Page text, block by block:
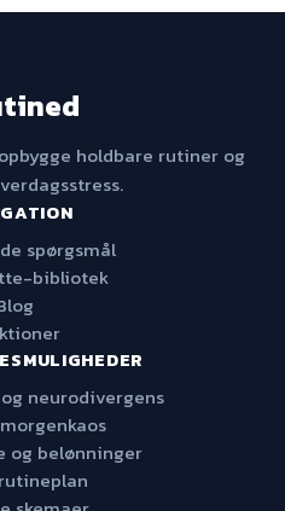
holdbare rutiner og
spørgsmål
bibliotek
neurodivergens
og belønninger